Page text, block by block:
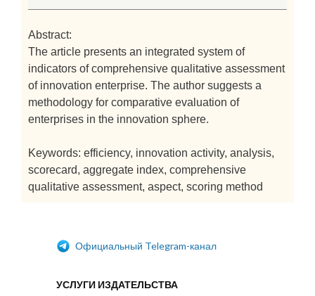
Abstract:
The article presents an integrated system of
indicators of comprehensive qualitative assessment
of innovation enterprise. The author suggests a
methodology for comparative evaluation of
enterprises in the innovation sphere.
Keywords: efficiency, innovation activity, analysis,
scorecard, aggregate index, comprehensive
qualitative assessment, aspect, scoring method
Официальный Telegram-канал
УСЛУГИ ИЗДАТЕЛЬСТВА